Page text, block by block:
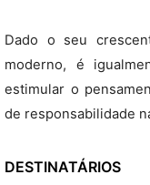
Dado o seu
moderno, é
estimular o
de responsabilidade
DESTINATÁRIOS